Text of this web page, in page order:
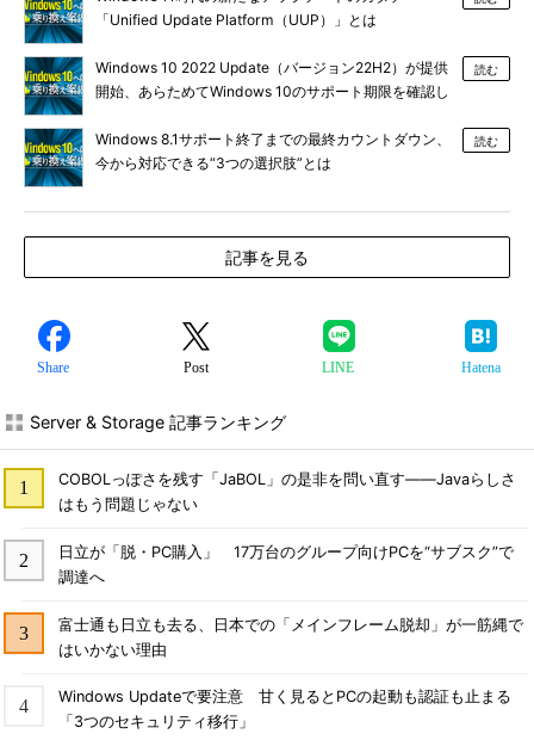
「Unified Update Platform（UUP）」とは
Windows 10 2022 Update（バージョン22H2）が提供
開始、あらためてWindows 10のサポート期限を確認し
読む
Windows 8.1サポート終了までの最終カウントダウン、
今から対応できる“3つの選択肢”とは
読む
記事を見る
Share Post LINE Hatena
Server & Storage 記事ランキング
COBOLっぽさを残す「JaBOL」の是非を問い直す――Javaらしさ
はもう問題じゃない
日立が「脱・PC購入」 17万台のグループ向けPCを“サブスク”で
調達へ
富士通も日立も去る、日本での「メインフレーム脱却」が一筋縄で
はいかない理由
Windows Updateで要注意 甘く見るとPCの起動も認証も止まる
「3つのセキュリティ移行」